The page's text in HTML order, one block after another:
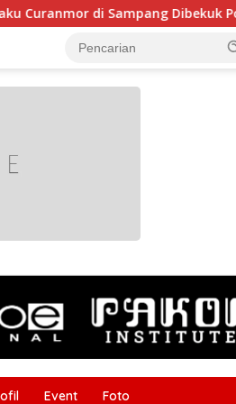
di Sampang Dibekuk Polisi
Event Foto